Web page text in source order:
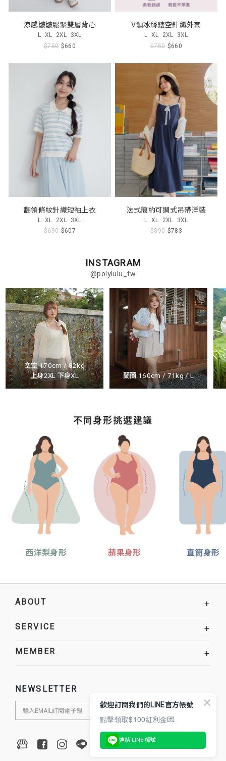
涼感皺皺鬆緊雙層背心
L XL 2XL 3XL
$750 $660
V領冰絲鏤空針織外套
L XL 2XL 3XL
$750 $660
翻領條紋針織短袖上衣
L XL 2XL 3XL
$690 $607
法式簡約可調式吊帶洋裝
L XL 2XL 3XL
$890 $783
INSTAGRAM
@polylulu_tw
空空 170cm / 82kg
上身2XL 下身XL
蘭蘭 160cm / 71kg / L
不同身形挑選建議
西洋梨身形 蘋果身形 直筒身形
ABOUT +
SERVICE +
MEMBER +
NEWSLETTER
歡迎訂閱我們的LINE官方帳號
點擊領取$100紅利金💌
連結 LINE 帳號